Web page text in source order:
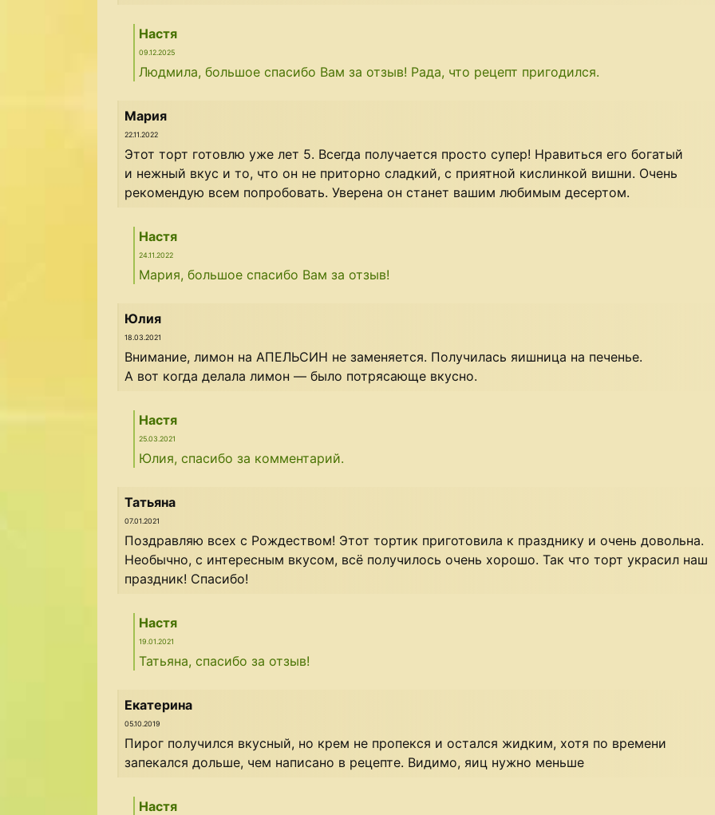
Настя
09.12.2025
Людмила, большое спасибо Вам за отзыв! Рада, что рецепт пригодился.
Мария
22.11.2022
Этот торт готовлю уже лет 5. Всегда получается просто супер! Нравиться его богатый
и нежный вкус и то, что он не приторно сладкий, с приятной кислинкой вишни. Очень
рекомендую всем попробовать. Уверена он станет вашим любимым десертом.
Настя
24.11.2022
Мария, большое спасибо Вам за отзыв!
Юлия
18.03.2021
Внимание, лимон на АПЕЛЬСИН не заменяется. Получилась яишница на печенье.
А вот когда делала лимон — было потрясающе вкусно.
Настя
25.03.2021
Юлия, спасибо за комментарий.
Татьяна
07.01.2021
Поздравляю всех с Рождеством! Этот тортик приготовила к празднику и очень довольна.
Необычно, с интересным вкусом, всё получилось очень хорошо. Так что торт украсил наш
праздник! Спасибо!
Настя
19.01.2021
Татьяна, спасибо за отзыв!
Екатерина
05.10.2019
Пирог получился вкусный, но крем не пропекся и остался жидким, хотя по времени
запекался дольше, чем написано в рецепте. Видимо, яиц нужно меньше
Настя